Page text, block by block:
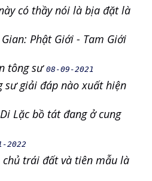
có thầy nói là bịa đặt là
Phật Giới - Tam Giới
tông sư 08-09-2021
sư giải đáp nào xuất hiện
Lặc bồ tát đang ở cung
2022
trái đất và tiên mẫu là